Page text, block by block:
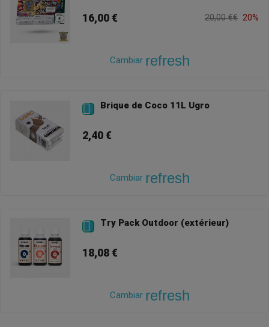
16,00 € 20,00 €€ 20%
Cambiar refresh
 Brique de Coco 11L Ugro
2,40 €
Cambiar refresh
 Try Pack Outdoor (extérieur)
18,08 €
Cambiar refresh